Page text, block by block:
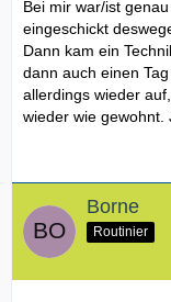
Bei mir war/ist
eingeschickt
Dann kam ein
dann auch einen
allerdings wieder
wieder wie gewohnt.
Borne
Routinier